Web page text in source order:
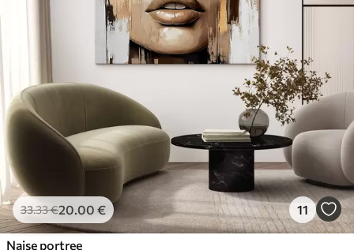
33.33€20.00 € 11
Naise portree